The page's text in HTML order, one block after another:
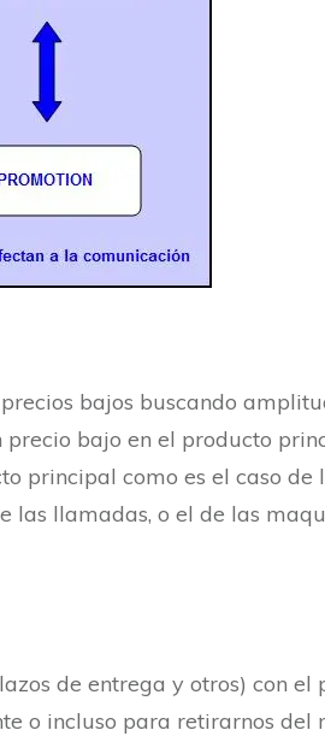
bajos buscando
bajo en el producto
principal como es el caso
las llamadas, o el de las
de entrega y otros) con
o incluso para retirarnos del